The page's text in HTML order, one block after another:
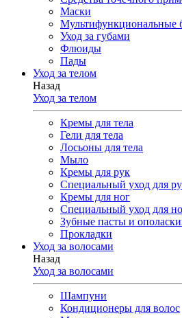
Маски
Мультифункциональные
Уход за губами
Флюиды
Пады
Уход за телом
Назад
Уход за телом
Кремы для тела
Гели для тела
Лосьоны для тела
Мыло
Кремы для рук
Специальный уход для
Кремы для ног
Специальный уход для
Зубные пасты и
Прокладки
Уход за волосами
Назад
Уход за волосами
Шампуни
Кондиционеры для волос